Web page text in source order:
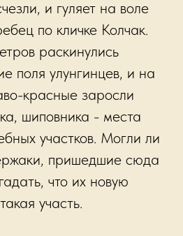
и гуляет на воле
по кличке Колчак.
раскинулись
поля улунгинцев, и на
красные заросли
шиповника - места
участков. Могли ли
пришедшие сюда
что их новую
участь.